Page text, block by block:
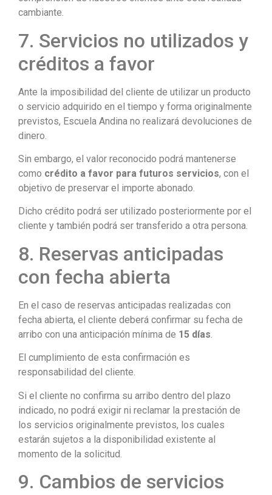
cambiante.
7. Servicios no utilizados y
créditos a favor
Ante la imposibilidad del cliente de utilizar un producto
o servicio adquirido en el tiempo y forma originalmente
previstos, Escuela Andina no realizará devoluciones de
dinero.
Sin embargo, el valor reconocido podrá mantenerse
como crédito a favor para futuros servicios, con el
objetivo de preservar el importe abonado.
Dicho crédito podrá ser utilizado posteriormente por el
cliente y también podrá ser transferido a otra persona.
8. Reservas anticipadas
con fecha abierta
En el caso de reservas anticipadas realizadas con
fecha abierta, el cliente deberá confirmar su fecha de
arribo con una anticipación mínima de 15 días
El cumplimiento de esta confirmación es
responsabilidad del cliente.
Si el cliente no confirma su arribo dentro del plazo
indicado, no podrá exigir ni reclamar la prestación de
los servicios originalmente previstos, los cuales
estarán sujetos a la disponibilidad existente al
momento de la solicitud.
9. Cambios de servicios